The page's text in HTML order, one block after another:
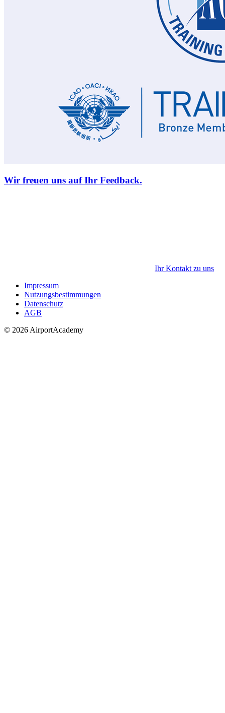
Wir freuen uns auf Ihr Feedback.
Ihr Kontakt zu uns
Impressum
Nutzungsbestimmungen
Datenschutz
AGB
© 2026 AirportAcademy